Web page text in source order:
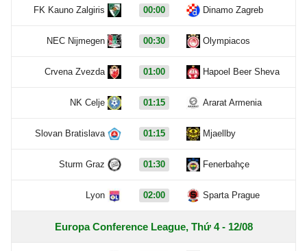
FK Kauno Zalgiris 00:00 Dinamo Zagreb
NEC Nijmegen 00:30 Olympiacos
Crvena Zvezda 01:00 Hapoel Beer Sheva
NK Celje 01:15 Ararat Armenia
Slovan Bratislava 01:15 Mjaellby
Sturm Graz 01:30 Fenerbahçe
Lyon 02:00 Sparta Prague
Europa Conference League, Thứ 4 - 12/08